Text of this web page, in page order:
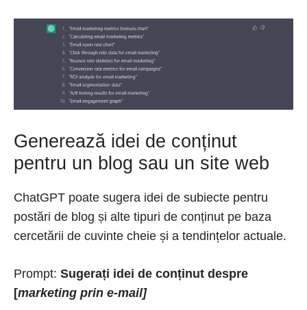
Generează idei de conținut
pentru un blog sau un site web
ChatGPT poate sugera idei de subiecte pentru
postări de blog și alte tipuri de conținut pe baza
cercetării de cuvinte cheie și a tendințelor actuale.
Prompt: Sugerați idei de conținut despre
[marketing prin e-mail]